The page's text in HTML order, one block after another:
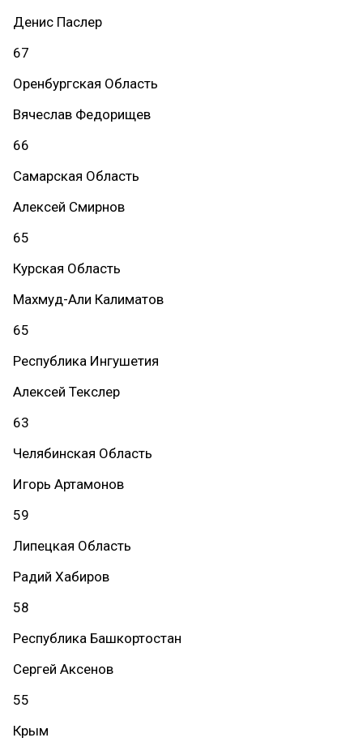
Денис Паслер
67
Оренбургская Область
Вячеслав Федорищев
66
Самарская Область
Алексей Смирнов
65
Курская Область
Махмуд-Али Калиматов
65
Республика Ингушетия
Алексей Текслер
63
Челябинская Область
Игорь Артамонов
59
Липецкая Область
Радий Хабиров
58
Республика Башкортостан
Сергей Аксенов
55
Крым